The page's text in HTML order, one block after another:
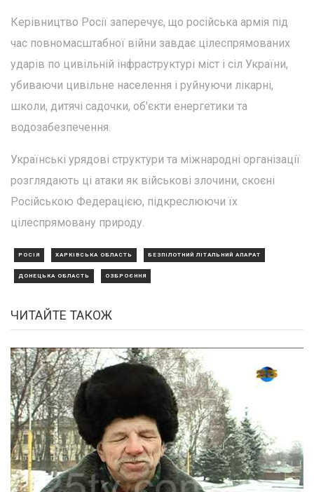
Керівництво Росії заперечує, що російська армія під
час повномасштабної війни завдає цілеспрямованих
ударів по цивільній інфраструктурі міст і сіл України,
убиваючи цивільне населення і руйнуючи лікарні,
школи, дитячі садочки, об'єкти енергетики та
водозабезпечення.
Українські урядові структури та міжнародні організації
розглядають ці атаки як військові злочини, скоєні
Російською Федерацією, підкреслюючи їх
цілеспрямовану природу.
РОСІЯ ХАРКІВСЬКА ОБЛАСТЬ БЕЗПІЛОТНИЙ ЛІТАЛЬНИЙ АПАРАТ
ДОНЕЦЬКА ОБЛАСТЬ ОЗБРОЄННЯ
ЧИТАЙТЕ ТАКОЖ